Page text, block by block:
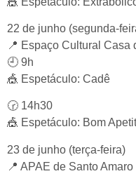
22 de junho (segunda-
📍 Espaço Cultural
🕘 9h
🎪 Espetáculo: Cadê
🕝 14h30
🎪 Espetáculo: Bom
23 de junho (terça-feira)
📍 APAE de Santo